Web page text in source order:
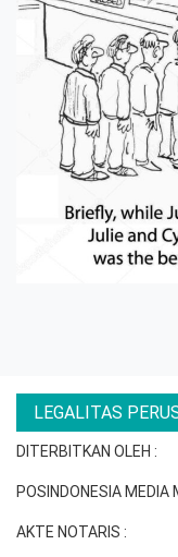
LEGALITAS
DITERBITKAN OLEH :
POSINDONESIA
AKTE NOTARIS :